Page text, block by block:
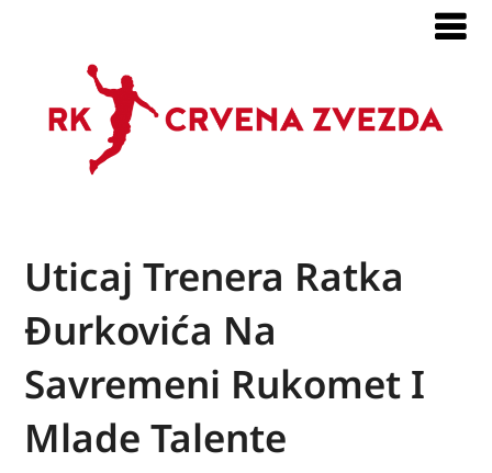
Uticaj Trenera Ratka
Đurkovića Na
Savremeni Rukomet I
Mlade Talente